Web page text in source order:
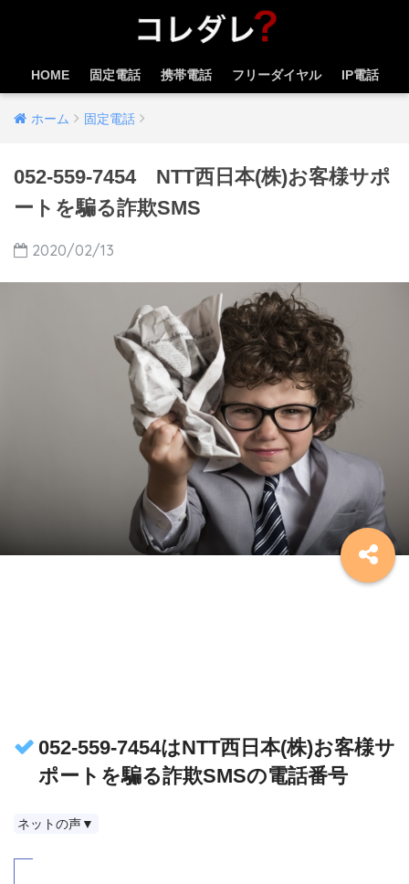
HOME 固定電話 携帯電話 フリーダイヤル IP電話
ホーム 固定電話
052-559-7454 NTT西日本(株)お客様サポ
ートを騙る詐欺SMS
2020/02/13
052-559-7454はNTT西日本(株)お客様サ
ポートを騙る詐欺SMSの電話番号
ネットの声▼